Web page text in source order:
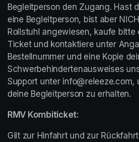
Begleitperson den Zugang. Hast
eine Begleitperson, bist aber
Rollstuhl angewiesen, kaufe bitte
Ticket und kontaktiere unter
Bestellnummer und eine Kopie
Schwerbehindertenausweises
Support unter info@releeze.com,
deine Begleitperson zu erhalten.
RMV Kombiticket:
Gilt zur Hinfahrt und zur Rückfahrt